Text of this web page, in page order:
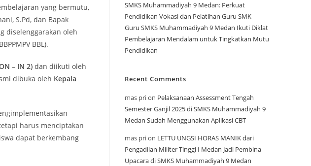
yang bermutu,
S.Pd, dan Bapak
diselenggarakan oleh
BBL).
– IN 2) dan diikuti oleh
dibuka oleh Kepala
harus menciptakan
dapat berkembang
SMKS Muhammadiyah 9 Medan: Perkuat
Pendidikan Vokasi dan Pelatihan Guru SMK
Guru SMKS Muhammadiyah 9 Medan Ikuti Diklat
Pembelajaran Mendalam untuk Tingkatkan Mutu
Pendidikan
Recent Comments
mas prion Pelaksanaan Assessment Tengah
Semester Ganjil 2025 di SMKS Muhammadiyah 9
Medan Sudah Menggunakan Aplikasi CBT
mas prion LETTU UNGSI HORAS MANIK dari
Pengadilan Militer Tinggi I Medan Jadi Pembina
Upacara di SMKS Muhammadiyah 9 Medan